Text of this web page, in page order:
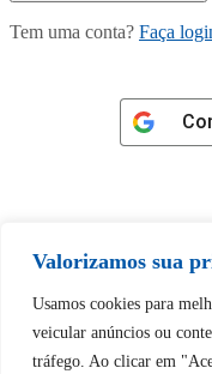
Valorizamos sua
Usamos cookies para
veicular anúncios ou
tráfego. Ao clicar em
Tem uma conta? Faça